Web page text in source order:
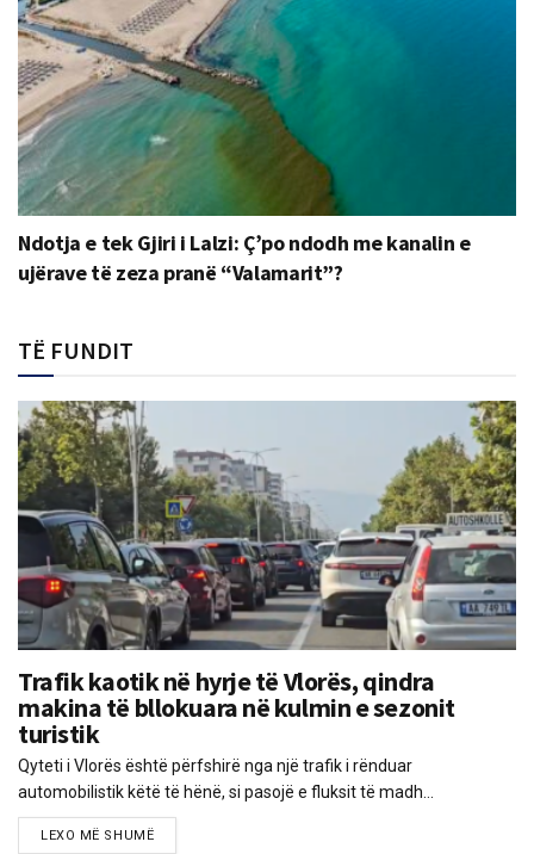
Ndotja e tek Gjiri i Lalzi: Ç’po ndodh me kanalin e
ujërave të zeza pranë “Valamarit”?
TË FUNDIT
Trafik kaotik në hyrje të Vlorës, qindra
makina të bllokuara në kulmin e sezonit
turistik
Qyteti i Vlorës është përfshirë nga një trafik i rënduar
automobilistik këtë të hënë, si pasojë e fluksit të madh...
LEXO MË SHUMË